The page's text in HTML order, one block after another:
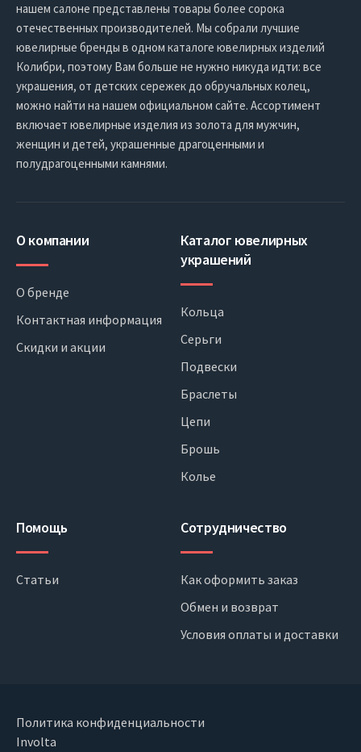
нашем салоне представлены товары более сорока
отечественных производителей. Мы собрали лучшие
ювелирные бренды в одном каталоге ювелирных изделий
Колибри, поэтому Вам больше не нужно никуда идти: все
украшения, от детских сережек до обручальных колец,
можно найти на нашем официальном сайте. Ассортимент
включает ювелирные изделия из золота для мужчин,
женщин и детей, украшенные драгоценными и
полудрагоценными камнями.
О компании
О бренде
Контактная информация
Скидки и акции
Каталог ювелирных
украшений
Кольца
Серьги
Подвески
Браслеты
Цепи
Брошь
Колье
Помощь
Статьи
Сотрудничество
Как оформить заказ
Обмен и возврат
Условия оплаты и доставки
Политика конфиденциальности
Involta